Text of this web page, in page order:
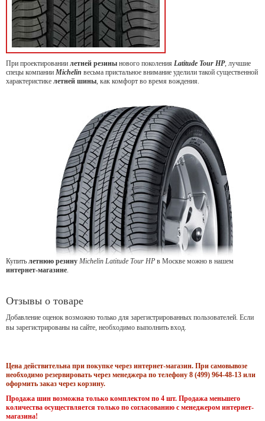
При проектировании летней резины нового поколения Latitude Tour HP, лучшие
спецы компании Michelin весьма пристальное внимание уделили такой существенной
характеристике летней шины, как комфорт во время вождения.
Купить летнюю резину Michelin Latitude Tour HP в Москве можно в нашем
интернет-магазине.
Отзывы о товаре
Добавление оценок возможно только для зарегистрированных пользователей. Если
вы зарегистрированы на сайте, необходимо выполнить вход.
Цена действительна при покупке через интернет-магазин. При самовывозе
необходимо резервировать через менеджера по телефону 8 (499) 964-48-13 или
оформить заказ через корзину.
Продажа шин возможна только комплектом по 4 шт. Продажа меньшего
количества осуществляется только по согласованию с менеджером интернет-
магазина!